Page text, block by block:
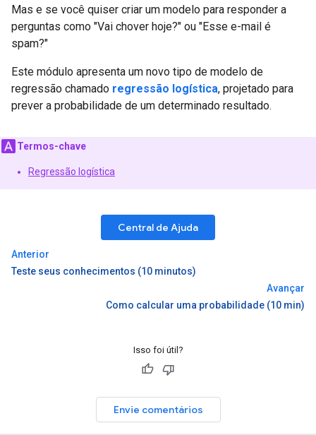
Mas e se você quiser criar um modelo para responder a
perguntas como "Vai chover hoje?" ou "Esse e-mail é
spam?"
Este módulo apresenta um novo tipo de modelo de
regressão chamado regressão logística, projetado para
prever a probabilidade de um determinado resultado.
Termos-chave
Regressão logística
Central de Ajuda
Anterior
Teste seus conhecimentos (10 minutos)
Avançar
Como calcular uma probabilidade (10 min)
Isso foi útil?
Envie comentários